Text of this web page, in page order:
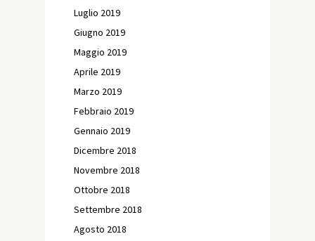
Luglio 2019
Giugno 2019
Maggio 2019
Aprile 2019
Marzo 2019
Febbraio 2019
Gennaio 2019
Dicembre 2018
Novembre 2018
Ottobre 2018
Settembre 2018
Agosto 2018